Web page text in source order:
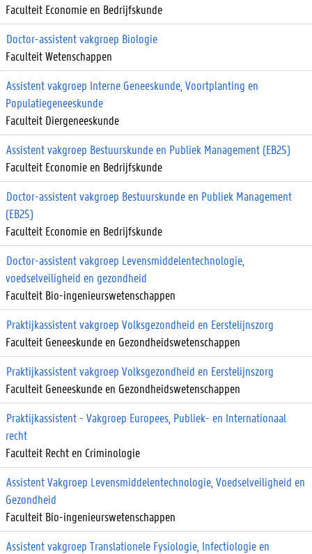
Faculteit Economie en Bedrijfskunde
Doctor-assistent vakgroep Biologie
Faculteit Wetenschappen
Assistent vakgroep Interne Geneeskunde, Voortplanting en
Populatiegeneeskunde
Faculteit Diergeneeskunde
Assistent vakgroep Bestuurskunde en Publiek Management (EB25)
Faculteit Economie en Bedrijfskunde
Doctor-assistent vakgroep Bestuurskunde en Publiek Management
(EB25)
Faculteit Economie en Bedrijfskunde
Doctor-assistent vakgroep Levensmiddelentechnologie,
voedselveiligheid en gezondheid
Faculteit Bio-ingenieurswetenschappen
Praktijkassistent vakgroep Volksgezondheid en Eerstelijnszorg
Faculteit Geneeskunde en Gezondheidswetenschappen
Praktijkassistent vakgroep Volksgezondheid en Eerstelijnszorg
Faculteit Geneeskunde en Gezondheidswetenschappen
Praktijkassistent - Vakgroep Europees, Publiek- en Internationaal
recht
Faculteit Recht en Criminologie
Assistent Vakgroep Levensmiddelentechnologie, Voedselveiligheid en
Gezondheid
Faculteit Bio-ingenieurswetenschappen
Assistent vakgroep Translationele Fysiologie, Infectiologie en